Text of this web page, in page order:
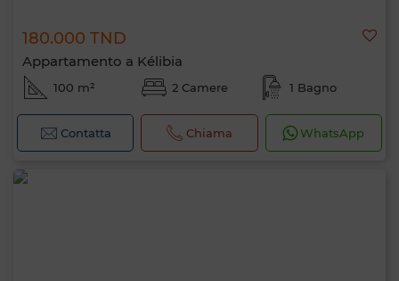
180.000 TND
Appartamento a Kélibia
100 m² 2 Camere 1 Bagno
Contatta Chiama WhatsApp